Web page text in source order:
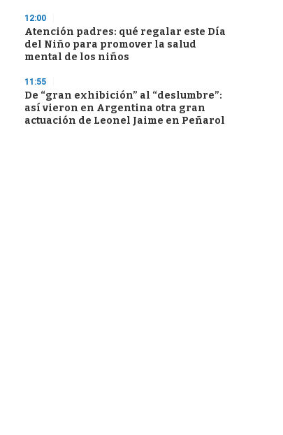
12:00
Atención padres: qué regalar este Día
del Niño para promover la salud
mental de los niños
11:55
De “gran exhibición” al “deslumbre”:
así vieron en Argentina otra gran
actuación de Leonel Jaime en Peñarol